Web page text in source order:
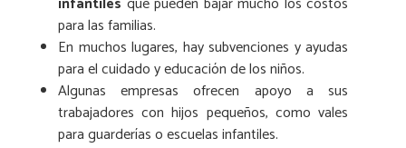
para las familias.
En muchos lugares, hay subvenciones y ayudas
para el cuidado y educación de los niños.
Algunas empresas ofrecen apoyo a sus
trabajadores con hijos pequeños, como vales
para guarderías o escuelas infantiles.